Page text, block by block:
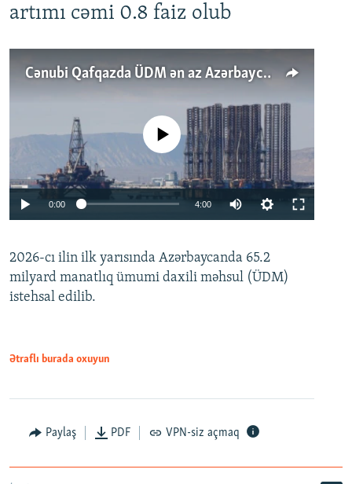
artımı cəmi 0.8 faiz olub
Cənubi Qafqazda ÜDM ən az Azərbaycanda artır: Qonşuları niyə Bakını qabaqlaya bilir?
Auto 240p 360p 480p
No media source currently available
0:00 4:00
360p
480p
2026-cı ilin ilk yarısında Azərbaycanda 65.2
milyard manatlıq ümumi daxili məhsul (ÜDM)
istehsal edilib.
Ətraflı burada oxuyun
Paylaş PDF VPN-siz açmaq